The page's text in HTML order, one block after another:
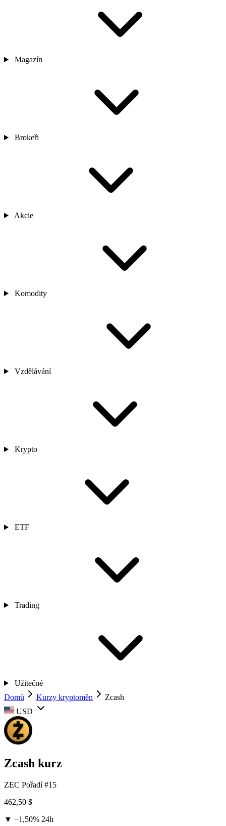
Magazín
Brokeři
Akcie
Komodity
Vzdělávání
Krypto
ETF
Trading
Užitečné
Domů
Kurzy kryptoměn
Zcash
USD
Zcash kurz
ZEC Pořadí #15
462,50 $
▼ −1,50% 24h